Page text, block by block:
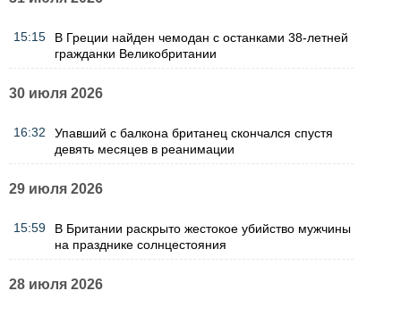
15:15
В Греции найден чемодан с останками 38-летней
гражданки Великобритании
30 июля 2026
16:32
Упавший с балкона британец скончался спустя
девять месяцев в реанимации
29 июля 2026
15:59
В Британии раскрыто жестокое убийство мужчины
на празднике солнцестояния
28 июля 2026